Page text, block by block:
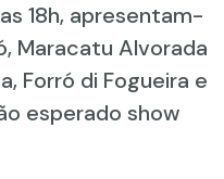
18h, apresentam-
Maracatu Alvorada
Forró di Fogueira e
esperado show